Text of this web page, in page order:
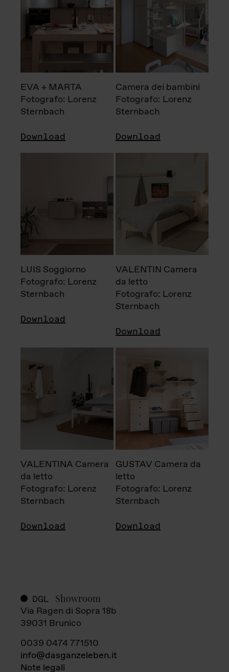
EVA + MARTA
Fotografo: Lorenz
Sternbach
Download
Camera dei bambini
Fotografo: Lorenz
Sternbach
Download
LUIS Soggiorno
Fotografo: Lorenz
Sternbach
Download
VALENTIN Camera
da letto
Fotografo: Lorenz
Sternbach
Download
VALENTINA Camera
da letto
Fotografo: Lorenz
Sternbach
Download
GUSTAV Camera da
letto
Fotografo: Lorenz
Sternbach
Download
DGL Showroom
Via Ragen di Sopra 18b
39031 Brunico
0039 0474 771510
info@dasganzeleben.it
Note legali